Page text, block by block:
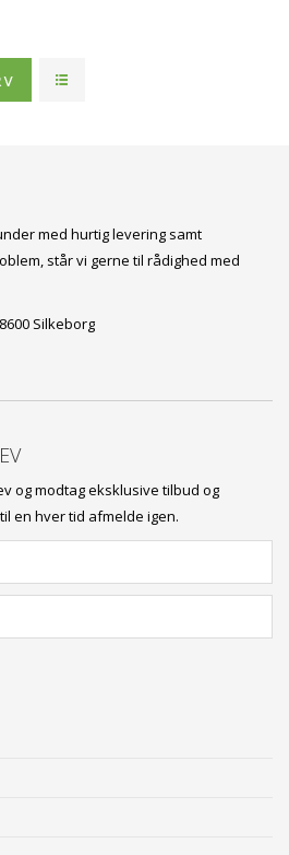
med hurtig levering samt
står vi gerne til rådighed med
Silkeborg
og modtag eksklusive tilbud og
en hver tid afmelde igen.